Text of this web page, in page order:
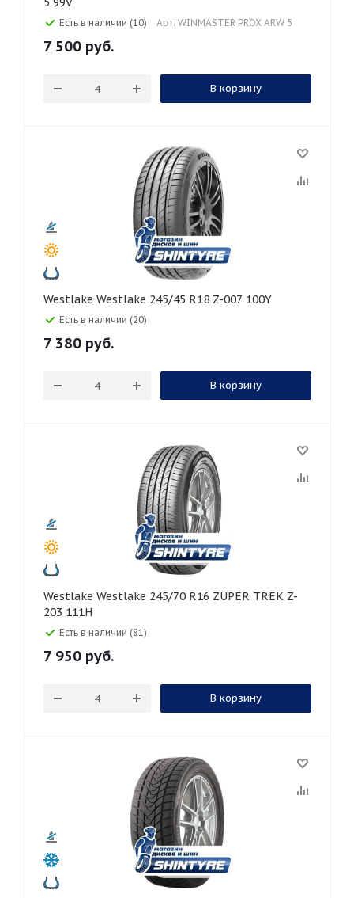
Есть в наличии (10) Арт: WINMASTER PROX ARW 5
7 500 руб.
В корзину
Westlake Westlake 245/45 R18 Z-007 100Y
Есть в наличии (20)
7 380 руб.
В корзину
Westlake Westlake 245/70 R16 ZUPER TREK Z-
203 111H
Есть в наличии (81)
7 950 руб.
В корзину